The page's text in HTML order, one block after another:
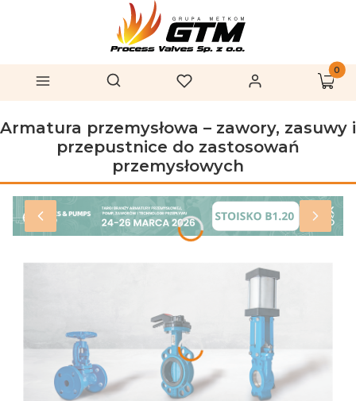
Menu Otwórz wyszukiwarkę
Szukaj Ulubione Zaloguj się
Armatura przemysłowa – zawory, zasuwy i
przepustnice do zastosowań
przemysłowych